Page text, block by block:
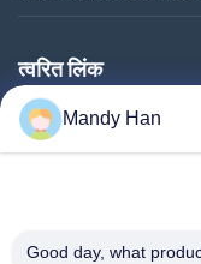
त्वरित लिंक
घर
उत्पादों
हमारे बारे में
Mandy Han
Good day, what